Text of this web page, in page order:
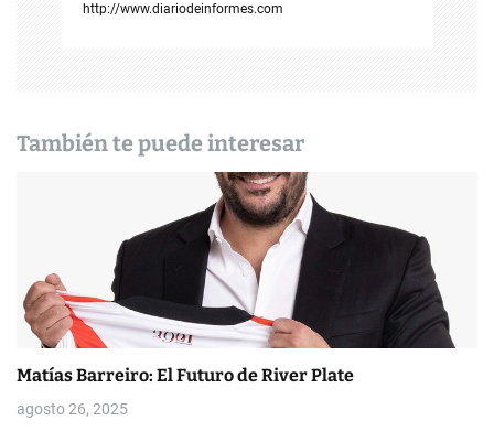
r
a
d
a
http://www.diariodeinformes.com
También te puede interesar
Matías Barreiro: El Futuro de River Plate
agosto 26, 2025